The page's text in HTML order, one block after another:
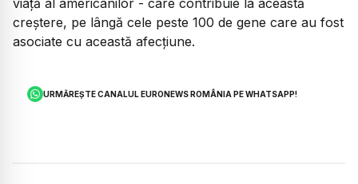
creștere, pe lângă cele peste 100 de gene care au fost
asociate cu această afecțiune.
URMĂREȘTE CANALUL EURONEWS ROMÂNIA PE WHATSAPP!